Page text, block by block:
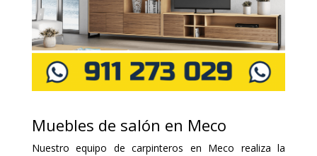
Muebles de salón en Meco
Nuestro equipo de carpinteros en Meco realiza la